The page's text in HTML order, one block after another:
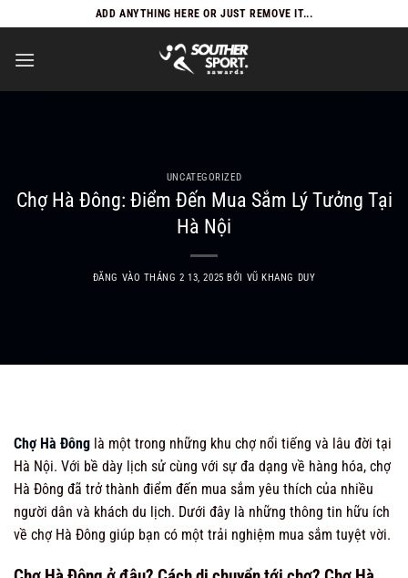
qua
nội
ADD ANYTHING HERE OR JUST REMOVE IT...
UNCATEGORIZED
Chợ Hà Đông: Điểm Đến Mua Sắm Lý Tưởng Tại
Hà Nội
ĐĂNG VÀO THÁNG 2 13, 2025 BỞI VŨ KHANG DUY
Chợ Hà Đông là một trong những khu chợ nổi tiếng và lâu đời tại
Hà Nội. Với bề dày lịch sử cùng với sự đa dạng về hàng hóa, chợ
Hà Đông đã trở thành điểm đến mua sắm yêu thích của nhiều
người dân và khách du lịch. Dưới đây là những thông tin hữu ích
về chợ Hà Đông giúp bạn có một trải nghiệm mua sắm tuyệt vời.